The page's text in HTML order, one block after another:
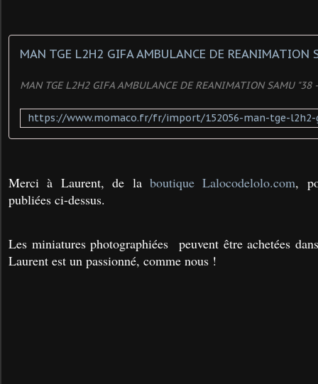
MAN TGE L2H2 GIFA AMBULANCE DE REANIMATION SAMU "38
Merci à Laurent, de la boutique Lalocodelolo.com,
publiées ci-dessus.
Les miniatures photographiées peuvent être achetées
Laurent est un passionné, comme nous !